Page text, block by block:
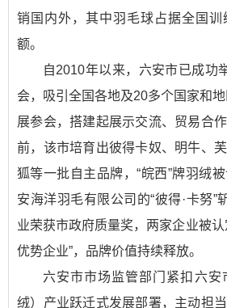
销国内外，其中羽毛球占据全国训
额。
自2010年以来，六安市已成功
会，吸引全国各地及20多个国家和
展参会，搭建起展示交流、贸易合
前，该市培育出彼得卡奴、明牛、
狐等一批自主品牌，“皖西”牌羽绒
安海洋羽毛有限公司的“彼得·卡努”
业荣获市政府质量奖，两家企业被
优势企业”，品牌价值持续释放。
六安市市场监管部门紧扣六安
绒）产业跃迁式发展部署，主动担